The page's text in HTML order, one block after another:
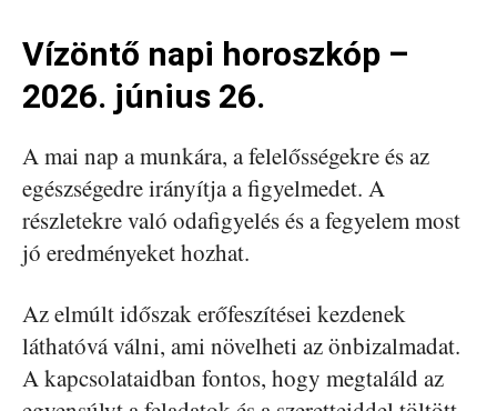
Vízöntő napi horoszkóp –
2026. június 26.
A mai nap a munkára, a felelősségekre és az
egészségedre irányítja a figyelmedet. A
részletekre való odafigyelés és a fegyelem most
jó eredményeket hozhat.
Az elmúlt időszak erőfeszítései kezdenek
láthatóvá válni, ami növelheti az önbizalmadat.
A kapcsolataidban fontos, hogy megtaláld az